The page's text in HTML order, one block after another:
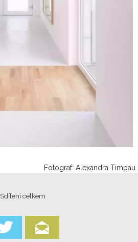
Fotograf: Alexandra Timpau
Sdílení celkem